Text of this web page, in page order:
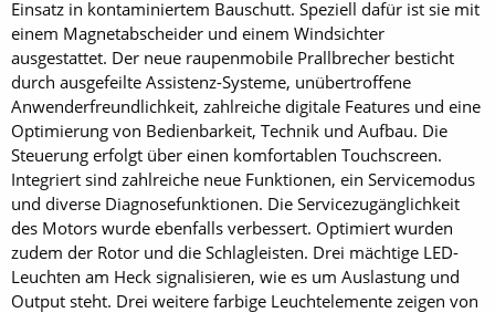
Einsatz in kontaminiertem Bauschutt. Speziell dafür ist sie mit
einem Magnetabscheider und einem Windsichter
ausgestattet. Der neue raupenmobile Prall­brecher besticht
durch ausgefeilte Assistenz-Systeme, unübertroffene
Anwenderfreundlichkeit, zahlreiche digitale Features und eine
Optimierung von Bedien­barkeit, Technik und Aufbau. Die
Steuerung erfolgt über einen komfortablen Touchscreen.
Integriert sind zahlreiche neue Funktionen, ein Servicemodus
und diverse Diagnosefunktionen. Die Servicezugänglichkeit
des Motors wurde ebenfalls verbessert. Optimiert wurden
zudem der Rotor und die Schlagleisten. Drei mächtige LED-
Leuchten am Heck signalisieren, wie es um Auslastung und
Output steht. Drei weitere farbige Leuchtelemente zeigen von